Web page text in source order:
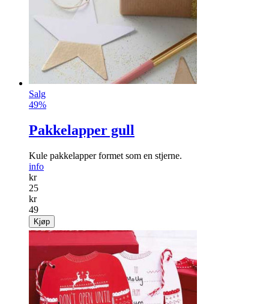
Salg
49%
Pakkelapper gull
Kule pakkelapper formet som en stjerne.
info
kr
25
kr
49
Kjøp